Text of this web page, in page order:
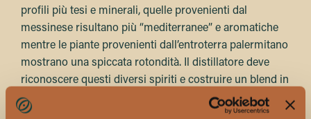
profili più tesi e minerali, quelle provenienti dal
messinese risultano più “mediterranee” e aromatiche
mentre le piante provenienti dall’entroterra palermitano
mostrano una spiccata rotondità. Il distillatore deve
riconoscere questi diversi spiriti e costruire un blend in
base al gusto che ha in mente.